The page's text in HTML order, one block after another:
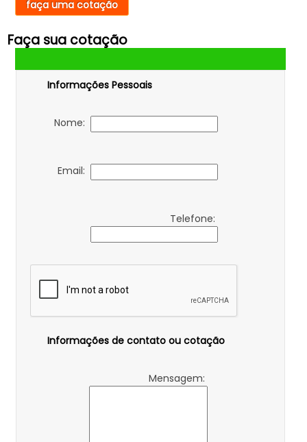
faça uma cotação
Faça sua cotação
Informações Pessoais
Nome:
Email:
Telefone:
Informações de contato ou cotação
Mensagem: